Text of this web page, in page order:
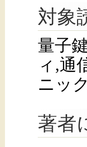
対象
量子
ィ,通
ニッ
著者